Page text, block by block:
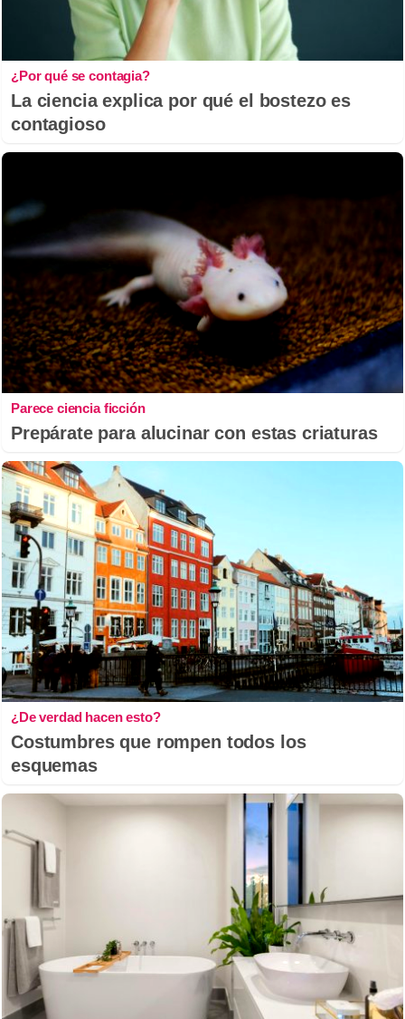
¿Por qué se contagia?
La ciencia explica por qué el bostezo es
contagioso
Parece ciencia ficción
Prepárate para alucinar con estas criaturas
¿De verdad hacen esto?
Costumbres que rompen todos los
esquemas